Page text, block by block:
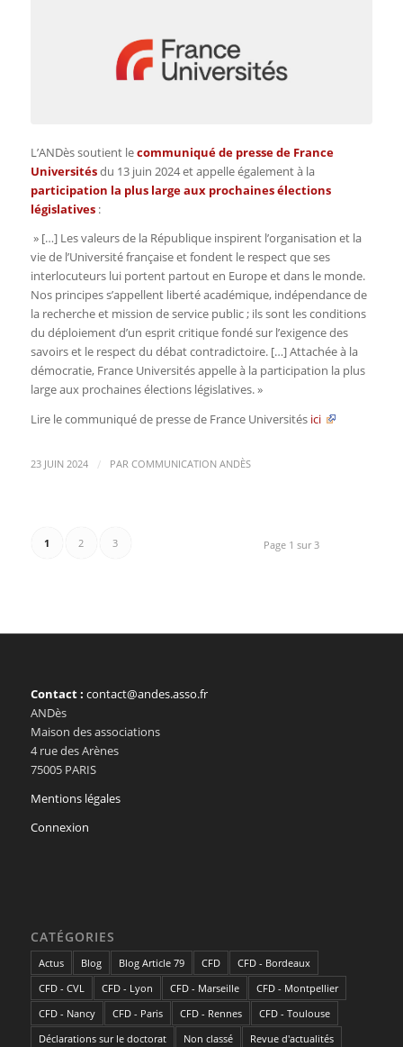
L’ANDès soutient lecommuniqué de presse de France
Universitésdu 13 juin 2024 et appelle égalementà la
participation la plus large aux prochainesélections
législatives:
» […] Les valeurs de la République inspirent l’organisation et la
vie de l’Université française et fondent le respect que ses
interlocuteurs lui portent partouten Europe etdans le monde.
Nos principess’appellent liberté académique, indépendancede
la rechercheet mission de service public; ils sont les conditions
du déploiement d’un esprit critique fondé sur l’exigence des
savoirset le respect du débat contradictoire. […]Attachée à la
démocratie, France Universités appelle à la participation la plus
large aux prochainesélections législatives.»
Lire le communiqué de presse de France Universités ici
23 JUIN 2024 / PAR COMMUNICATION ANDÈS
Page 1 sur 3
1 2 3
Contact : contact@andes.asso.fr
ANDès
Maison des associations
4 rue des Arènes
75005 PARIS
Mentions légales
Connexion
CATÉGORIES
Actus Blog Blog Article 79 CFD
CFD - Bordeaux
CFD - CVL
CFD - Lyon CFD - Marseille
CFD - Montpellier
CFD - Nancy
CFD - Paris CFD - Rennes
CFD - Toulouse
Déclarations sur le doctorat
Non classé Revue d'actualités